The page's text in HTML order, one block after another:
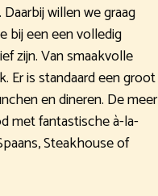
willen we graag
bij een een volledig
zijn. Van smaakvolle
Er is standaard een groot
en dineren. De meer
met fantastische à-la-
Steakhouse of